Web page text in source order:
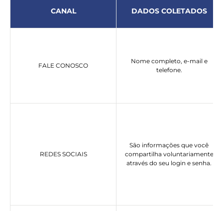
CANAL DADOS COLETADOS
FALE CONOSCO
Nome completo, e-mail e
telefone.
REDES SOCIAIS
São informações que você
compartilha voluntariamente
através do seu login e senha.